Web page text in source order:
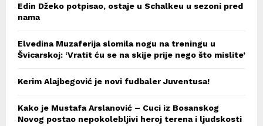
Edin Džeko potpisao, ostaje u Schalkeu u sezoni pred
nama
Elvedina Muzaferija slomila nogu na treningu u
Švicarskoj: ‘Vratit ću se na skije prije nego što mislite’
Kerim Alajbegović je novi fudbaler Juventusa!
Kako je Mustafa Arslanović – Cuci iz Bosanskog
Novog postao nepokolebljivi heroj terena i ljudskosti